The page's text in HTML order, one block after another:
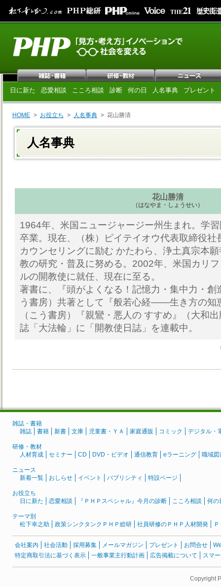
日に新た 恋愛相談 こころ相談 診断 何の日 人名事典 プレゼント
HOME お役立ち 人名事典 花山勝清
人名事典
花山勝清
（はなやま・しょうせい）
1964年、米国ニュージャージー州生まれ。学
卒業。現在、（株）ピイテイオウ代表取締役社
カウンセリングに励む かたわら、浄土真宗本
教の研究・普及に努める。2002年、米国カリ
ルの開教使に就任、現在に至る。
著書に、『頭がよくなる！記憶力・集中力・創
う書房）共著として『般若心経――生き方の知
（こう書房）『親鸞・悪人の すすめ』（大和
誌「大法輪」に「開教使日誌」を連載中。
雑誌・書籍
雑誌
書籍 新書 文庫 児童書・ＹＡ 家庭通販 コミック デジタル・
研修・教材
人材育成
セミナー CD DVD・ビデオ 通信教育 eラーニング 職域図
ニュース
新着一覧
おしらせ イベント パブリシティ 特設ページ
お役立ち
日に新た
恋愛相談 『ＰＨＰスペシャル』今月の診断 こころ相談 何の
テーマ別
松下幸之助
政策シンクタンクＰＨＰ総研 社員研修のＰＨＰ人材開発
会社案内 社会活動 採用募集 メールマガジン プレゼント お問合せ
特定商取引法に基づく表示
一般事業主行動計画 広告掲載について スマ
Copyright